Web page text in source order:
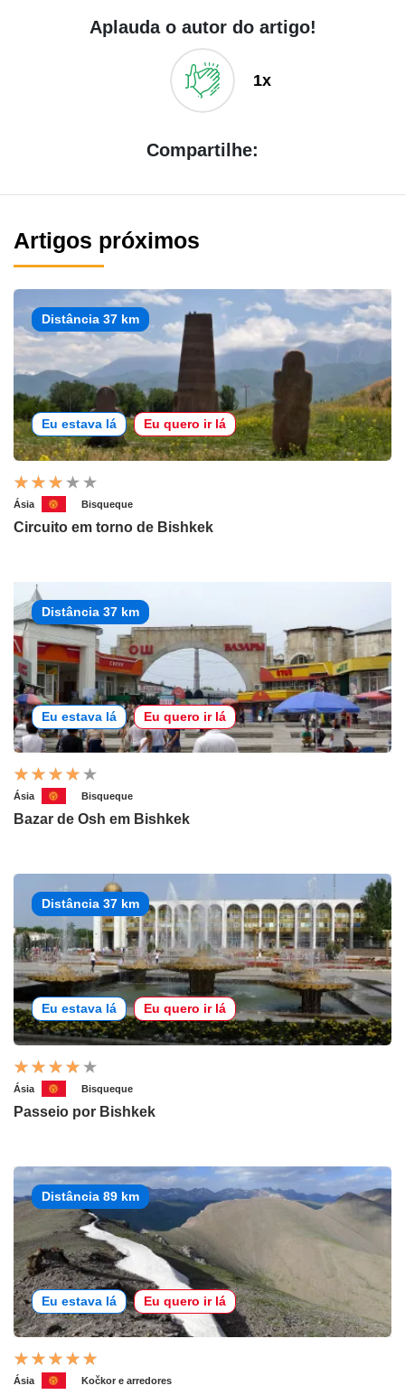
Aplauda o autor do artigo!
1x
Compartilhe:
Artigos próximos
Distância 37 km
Eu estava lá Eu quero ir lá
Ásia Bisqueque
Circuito em torno de Bishkek
Distância 37 km
Eu estava lá Eu quero ir lá
Ásia Bisqueque
Bazar de Osh em Bishkek
Distância 37 km
Eu estava lá Eu quero ir lá
Ásia Bisqueque
Passeio por Bishkek
Distância 89 km
Eu estava lá Eu quero ir lá
Ásia Kočkor e arredores